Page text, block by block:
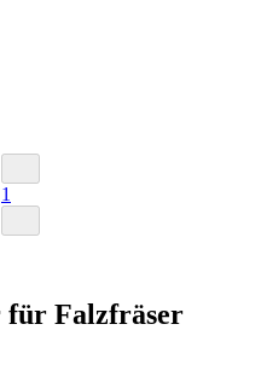
1
für Falzfräser